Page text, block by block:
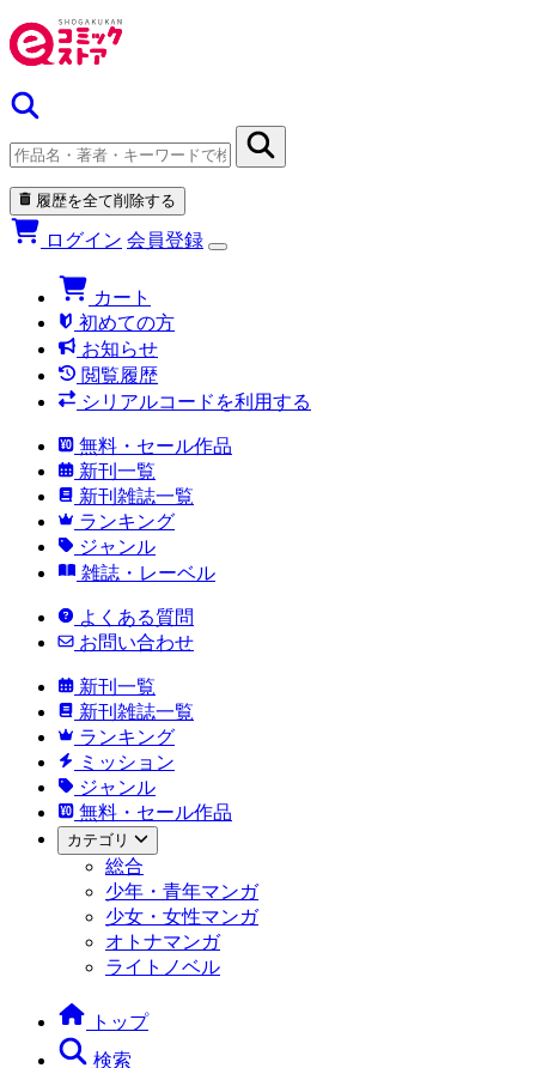
履歴を全て削除する
ログイン 会員登録
カート
初めての方
お知らせ
閲覧履歴
シリアルコードを利用する
無料・セール作品
新刊一覧
新刊雑誌一覧
ランキング
ジャンル
雑誌・レーベル
よくある質問
お問い合わせ
新刊一覧
新刊雑誌一覧
ランキング
ミッション
ジャンル
無料・セール作品
カテゴリ
総合
少年・青年マンガ
少女・女性マンガ
オトナマンガ
ライトノベル
トップ
検索